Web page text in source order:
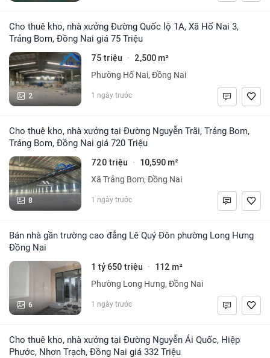
Cho thuê kho, nhà xưởng Đường Quốc lộ 1A, Xã Hố Nai 3,
Trảng Bom, Đồng Nai giá 75 Triệu
2
75 triệu · 2,500 m²
Phường Hố Nai, Đồng Nai
1 ngày trước
Cho thuê kho, nhà xưởng tại Đường Nguyễn Trãi, Trảng Bom,
Trảng Bom, Đồng Nai giá 720 Triệu
8
720 triệu · 10,590 m²
Xã Trảng Bom, Đồng Nai
1 ngày trước
Bán nhà gần trường cao đẳng Lê Quý Đôn phường Long Hưng
Đồng Nai
6
1 tỷ 650 triệu · 112 m²
Phường Long Hưng, Đồng Nai
1 ngày trước
Cho thuê kho, nhà xưởng tại Đường Nguyễn Ái Quốc, Hiệp
Phước, Nhơn Trạch, Đồng Nai giá 332 Triệu